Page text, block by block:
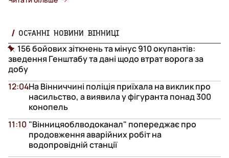
ОСТАННІ НОВИНИ ВІННИЦІ
156 бойових зіткнень та мінус 910 окупантів:
зведення Генштабу та дані щодо втрат ворога за
добу
На Вінниччині поліція приїхала на виклик про
насильство, а виявила у фігуранта понад 300
конопель
12:04
"Вінницяоблводоканал" попереджає про
продовження аварійних робіт на
водопровідній станції
11:10